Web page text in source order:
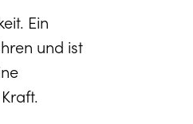
Ein
und ist